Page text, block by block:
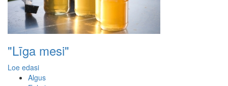
"Līga mesi"
Loe edasi
Algus